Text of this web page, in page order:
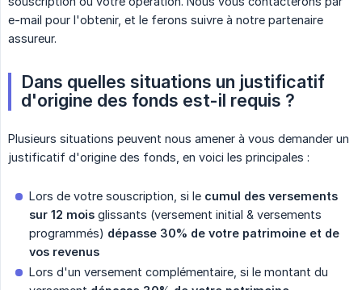
e-mail pour l'obtenir, et le ferons suivre à notre partenaire
assureur.
Dans quelles situations un justificatif
d'origine des fonds est-il requis ?
Plusieurs situations peuvent nous amener à vous demander un
justificatif d'origine des fonds, en voici les principales :
Lors de votre souscription, si le cumul des versements
sur 12 mois glissants (versement initial & versements
programmés) dépasse 30% de votre patrimoine et de
vos revenus
Lors d'un versement complémentaire, si le montant du